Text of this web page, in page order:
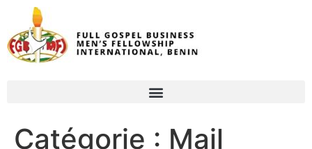
Catégorie : Mail